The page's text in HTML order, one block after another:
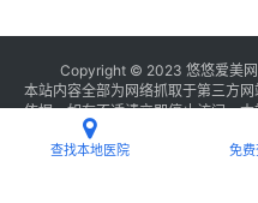
Copyright © 2023 悠悠爱美
本站内容全部为网络抓取于第三方
依据，如有不适请立即停止访问，
查找本地医院 免